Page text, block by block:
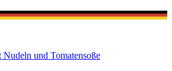
Nudeln und Tomatensoße